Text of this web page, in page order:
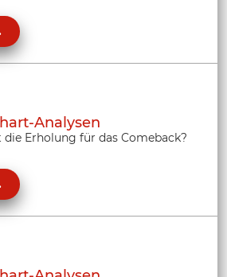
Analysen
die Erholung für das Comeback?